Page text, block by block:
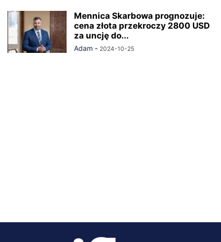
Mennica Skarbowa prognozuje:
cena złota przekroczy 2800 USD
za uncję do...
Adam - 2024-10-25